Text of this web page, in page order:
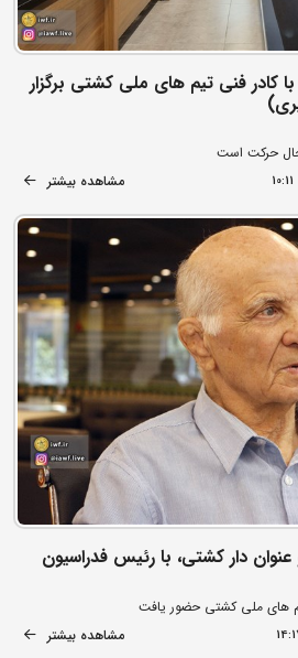
کادر فنی تیم های ملی کشتی برگزار
حرکت است
10:11 مشاهده بیشتر
دار کشتی، با رئیس فدراسیون
های ملی کشتی حضور یافت
مشاهده بیشتر